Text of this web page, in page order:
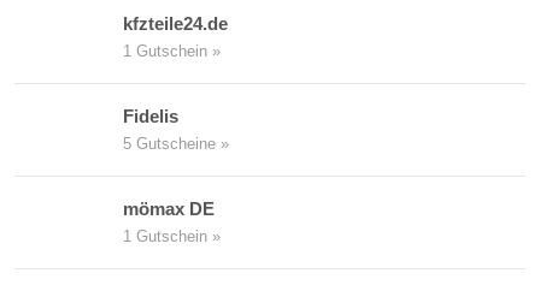
kfzteile24.de
1 Gutschein »
Fidelis
5 Gutscheine »
mömax DE
1 Gutschein »